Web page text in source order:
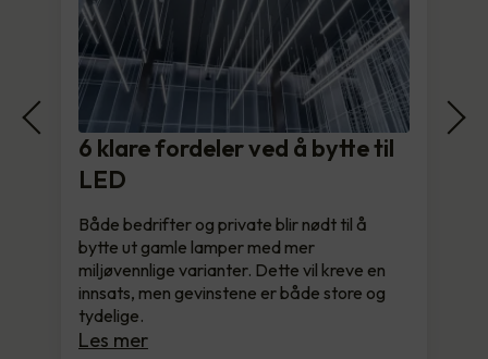
6 klare fordeler ved å bytte til
LED
Både bedrifter og private blir nødt til å
bytte ut gamle lamper med mer
miljøvennlige varianter. Dette vil kreve en
innsats, men gevinstene er både store og
tydelige.
Les mer